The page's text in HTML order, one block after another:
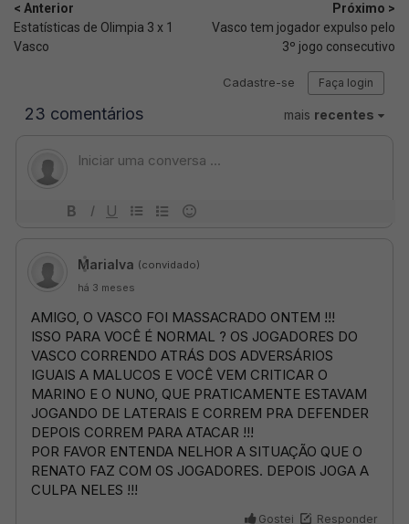
< Anterior
Estatísticas de Olimpia 3 x 1
Vasco
Próximo >
Vasco tem jogador expulso pelo
3º jogo consecutivo